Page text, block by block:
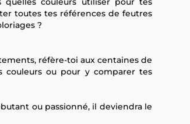
toutes tes références de feutres
?
réfère-toi aux centaines de
couleurs ou pour y comparer tes
ou passionné, il deviendra le